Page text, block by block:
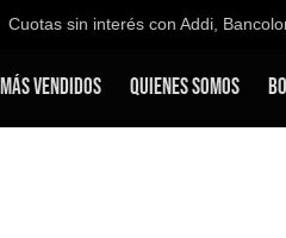
sin interés con Addi,
Vendidos Quienes Somos